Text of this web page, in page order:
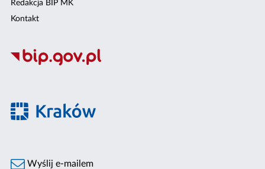
Redakcja BIP MK
Kontakt
Wyślij e-mailem